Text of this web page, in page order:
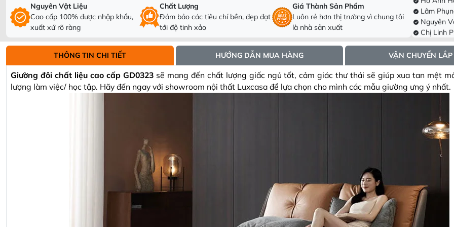
Nguyên Vật Liệu
Cao cấp 100% được nhập khẩu,
xuất xứ rõ ràng
Chất Lượng
Đảm bảo các tiêu chí bền, đẹp đạt
tới độ tinh xảo
Giá Thành Sản Phẩm
Luôn rẻ hơn thị trường vì chung tôi
là nhà sản xuất
, tân phú,
Nguyên
Hưng, tx
Chị Linh
Đông
Trần
Ninh
Anh Hoài
hcmPhạm Thị
Thành, ấp
Dương
Đông, Hà
Chị Hà
Hòa Thành,
Lê Thị
Thành phố
Hồ Anh
Ấp Bình
, tân phú, hcm
Nguyên
Hưng, tx
Chị Linh
Đông
Trần
Anh Hoài
Phạm
THÔNG TIN CHI TIẾT HƯỚNG DẪN MUA HÀNG VẬN CHUYỂN
Giường đôi chất liệu cao cấp GD0323sẽ mang đến chất lượng giấc ngủ tốt, cảm giác thư thái sẽ giúp xua tan mệt
lượng làm việc/ học tập. Hãy đến ngay với showroom nội thất Luxcasa để lựa chọn cho mình các mẫu giường ưng ý nhất.